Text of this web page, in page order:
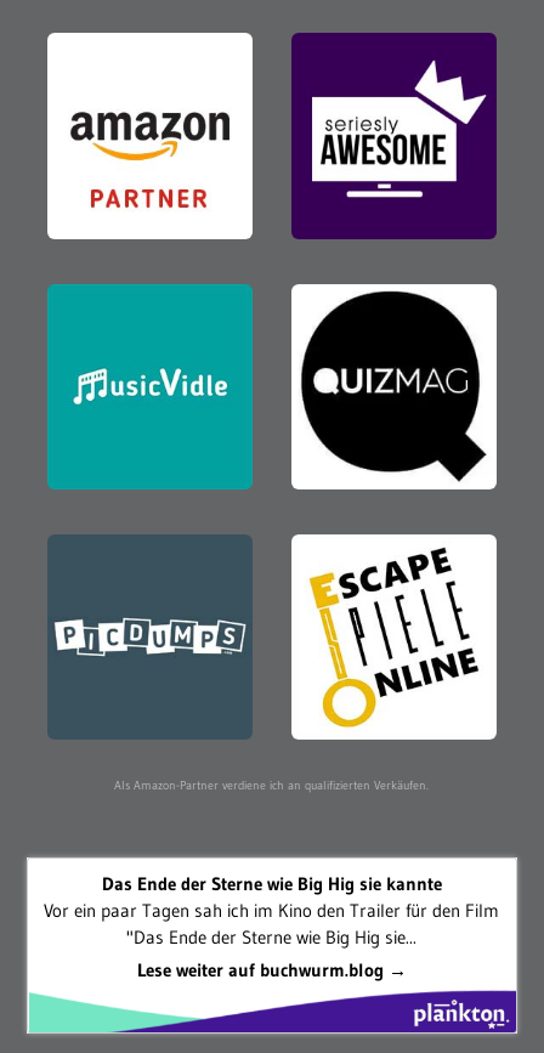
Als Amazon-Partner verdiene ich an qualifizierten Verkäufen.
Das Ende der Sterne wie Big Hig sie kannte
Vor ein paar Tagen sah ich im Kino den Trailer für den Film
"Das Ende der Sterne wie Big Hig sie...
Lese weiter auf buchwurm.blog →